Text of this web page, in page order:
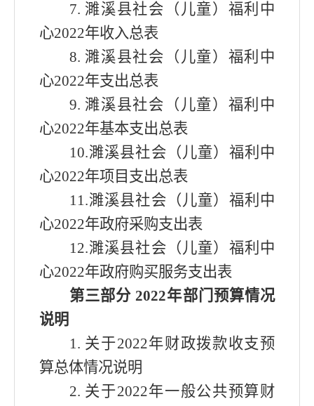
7. 濉溪县社会（儿童）福利中
心2022年收入总表
8. 濉溪县社会（儿童）福利中
心2022年支出总表
9. 濉溪县社会（儿童）福利中
心2022年基本支出总表
10.濉溪县社会（儿童）福利中
心2022年项目 支出总表
11.濉溪县社会（儿童）福利中
心2022年政府采购支出表
12.濉溪县社会（儿童）福利中
心2022年政府购买服务支出表
第三部分 2022年部门预算情况
说明
1. 关于2022年财政拨款收支预
算总体情况说明
2. 关于2022年一般公共预算财